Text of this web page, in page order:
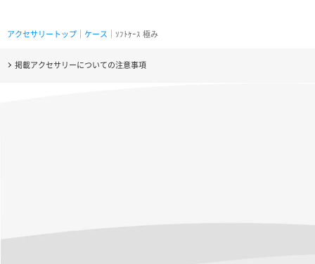
アクセサリートップ ケース ｜ｿﾌﾄｹｰｽ 極み
掲載アクセサリーについての注意事項